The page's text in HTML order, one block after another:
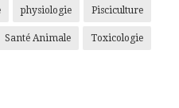
physiologie Pisciculture
Santé Animale Toxicologie